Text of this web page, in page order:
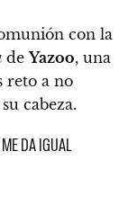
con la
deYazoo, una
reto a no
cabeza.
DA IGUAL